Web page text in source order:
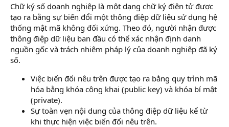
Chữ ký số doanh nghiệp là một dạng chữ ký điện tử được
tạo ra bằng sự biến đổi một thông điệp dữ liệu sử dụng hệ
thống mật mã không đối xứng. Theo đó, người nhận được
thông điệp dữ liệu ban đầu có thể xác nhận định danh
nguồn gốc và trách nhiệm pháp lý của doanh nghiệp đã ký
số.
Việc biến đổi nêu trên được tạo ra bằng quy trình mã
hóa bằng khóa công khai (public key) và khóa bí mật
(private).
Sự toàn vẹn nội dung của thông điệp dữ liệu kể từ
khi thực hiện việc biến đổi nêu trên.